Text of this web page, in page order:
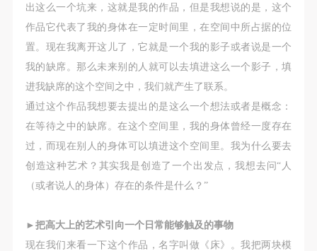
出这么一个坑来，这就是我的作品，但是我想说的是，这个
作品它代表了我的身体在一定时间里，在空间中所占据的位
置。现在我离开这儿了，它就是一个我的影子或者说是一个
我的缺席。那么未来别的人就可以去填进这么一个影子，填
进我缺席的这个空间之中，我们就产生了联系。
通过这个作品我想要去提出的是这么一个想法或者是概念：
在等待之中的缺席。在这个空间里，我的身体曾经一度存在
过，而现在别人的身体可以填进这个空间里。我为什么要去
创造这种艺术？其实我是创造了一个出发点，我想去问“人
（或者说人的身体）存在的条件是什么？”
►把高大上的艺术引向一个日常能够触及的事物
现在我们来看一下这个作品，名字叫做《床》。我把两块模